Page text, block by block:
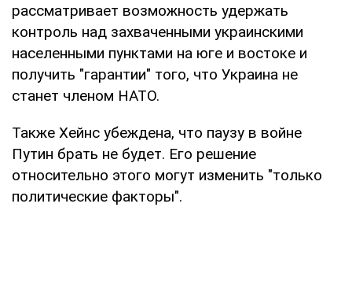
рассматривает возможность удержать
контроль над захваченными украинскими
населенными пунктами на юге и востоке и
получить "гарантии" того, что Украина не
станет членом НАТО.
Также Хейнс убеждена, что паузу в войне
Путин брать не будет. Его решение
относительно этого могут изменить "только
политические факторы".